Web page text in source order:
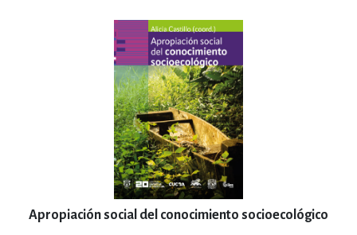
Apropiación social del conocimiento socioecológico